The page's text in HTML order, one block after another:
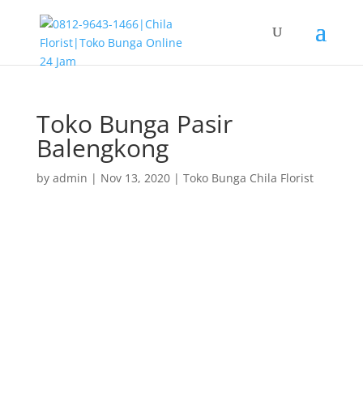
Toko Bunga Pasir
Balengkong
by admin | Nov 13, 2020| Toko Bunga Chila Florist